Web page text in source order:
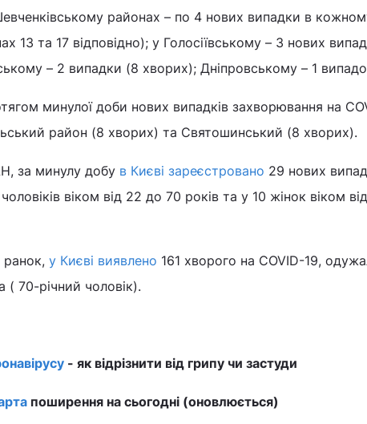
районах – по 4 нових випадки в
13 та 17 відповідно); у Голосіївському – 3 нових
– 2 випадки (8 хворих); Дніпровському – 1
минулої доби нових випадків захворювання на
район (8 хворих) та Святошинський (8 хворих).
за минулу добу в Києві зареєстровано 29 нових
віком від 22 до 70 років та у 10 жінок віком
ранок, у Києві виявлено 161 хворого на COVID-19,
70-річний чоловік).
- як відрізнити від грипу чи застуди
поширення на сьогодні (оновлюється)